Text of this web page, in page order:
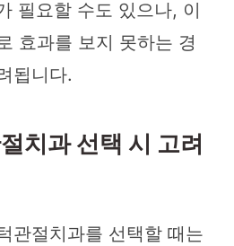
필요할 수도 있으나, 이
효과를 보지 못하는 경
됩니다.
치과 선택 시 고려
관절치과를 선택할 때는